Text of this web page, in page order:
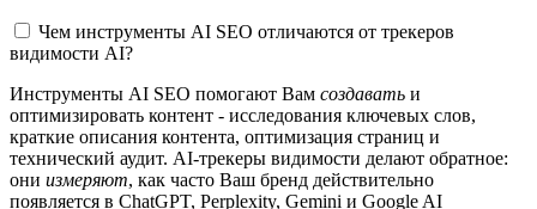
Чем инструменты AI SEO отличаются от трекеров
видимости AI?
Инструменты AI SEO помогают Вам создавать и
оптимизировать контент - исследования ключевых слов,
краткие описания контента, оптимизация страниц и
технический аудит. AI-трекеры видимости делают обратное:
они измеряют, как часто Ваш бренд действительно
появляется в ChatGPT, Perplexity, Gemini и Google AI